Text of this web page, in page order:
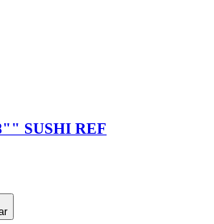
SUSHI REF